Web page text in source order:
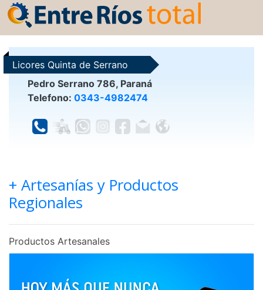
Licores Quinta de Serrano
Pedro Serrano 786, Paraná
Telefono: 0343-4982474
+ Artesanías y Productos
Regionales
Productos Artesanales